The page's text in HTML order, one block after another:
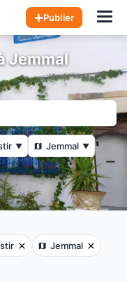
Publier
Jemmal
▼ Jemmal ▼
Jemmal